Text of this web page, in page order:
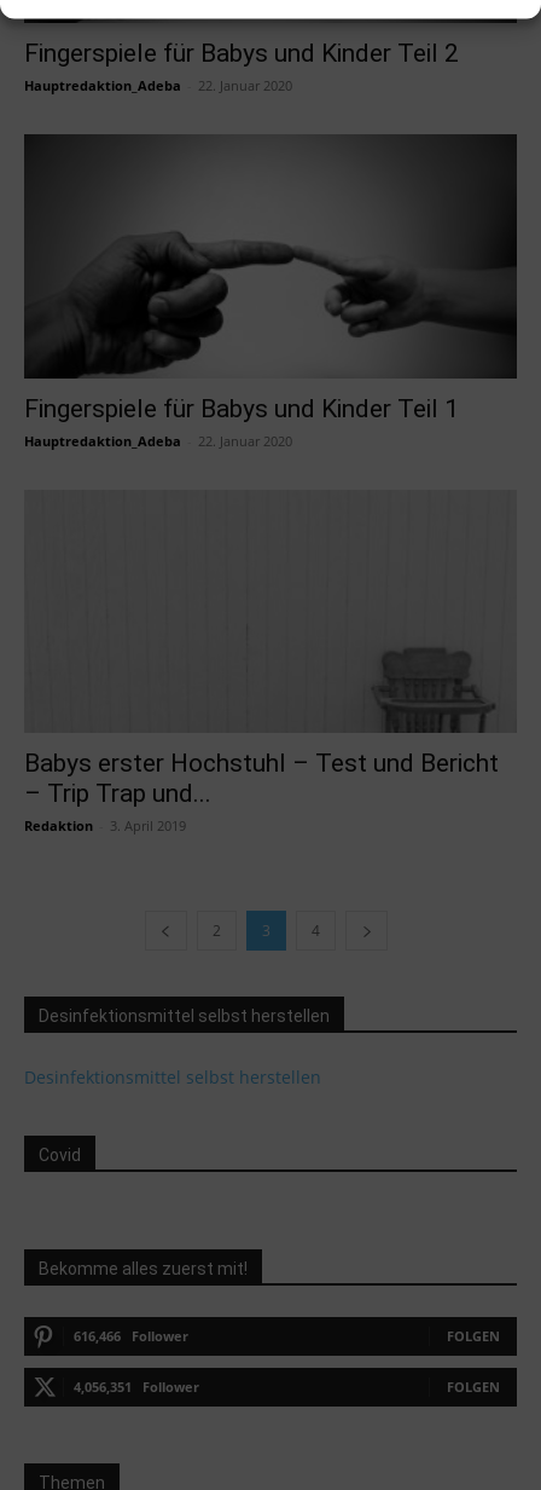
Fingerspiele für Babys und Kinder Teil 2
Hauptredaktion_Adeba 22. Januar 2020
Fingerspiele für Babys und Kinder Teil 1
Hauptredaktion_Adeba 22. Januar 2020
Babys erster Hochstuhl – Test und Bericht
– Trip Trap und...
Redaktion 3. April 2019
2 3 4
Desinfektionsmittel selbst herstellen
Desinfektionsmittel selbst herstellen
Covid
Bekomme alles zuerst mit!
616,466 Follower FOLGEN
4,056,351 Follower FOLGEN
Themen